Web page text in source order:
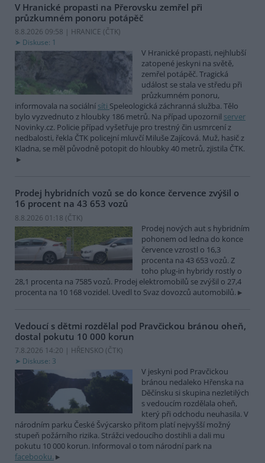
V Hranické propasti na Přerovsku zemřel při
průzkumném ponoru potápěč
8.8.2026 09:58 | HRANICE (ČTK)
Diskuse: 1
V Hranické propasti, nejhlubší
zatopené jeskyni na světě,
zemřel potápěč. Tragická
událost se stala ve středu při
průzkumném ponoru,
informovala na sociální síti Speleologická záchranná služba. Tělo
bylo vyzvednuto z hloubky 186 metrů. Na případ upozornil server
Novinky.cz. Policie případ vyšetřuje pro trestný čin usmrcení z
nedbalosti, řekla ČTK policejní mluvčí Miluše Zajícová. Muž, hasič z
Kladna, se měl původně potopit do hloubky 40 metrů, zjistila ČTK.
Prodej hybridních vozů se do konce července zvýšil o
16 procent na 43 653 vozů
8.8.2026 01:18 (ČTK)
Prodej nových aut s hybridním
pohonem od ledna do konce
července vzrostl o 16,3
procenta na 43 653 vozů. Z
toho plug-in hybridy rostly o
28,1 procenta na 7585 vozů. Prodej elektromobilů se zvýšil o 27,4
procenta na 10 168 vozidel. Uvedl to Svaz dovozců automobilů.
Vedoucí s dětmi rozdělal pod Pravčickou bránou oheň,
dostal pokutu 10 000 korun
7.8.2026 14:20 | HŘENSKO (ČTK)
Diskuse: 3
V jeskyni pod Pravčickou
bránou nedaleko Hřenska na
Děčínsku si skupina nezletilých
s vedoucím rozdělala oheň,
který při odchodu neuhasila. V
národním parku České Švýcarsko přitom platí nejvyšší možný
stupeň požárního rizika. Strážci vedoucího dostihli a dali mu
pokutu 10 000 korun. Informoval o tom národní park na
facebooku.